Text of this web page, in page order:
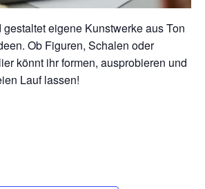
eigene Kunstwerke aus Ton
Ob Figuren, Schalen oder
könnt ihr formen, ausprobieren und
Lauf lassen!